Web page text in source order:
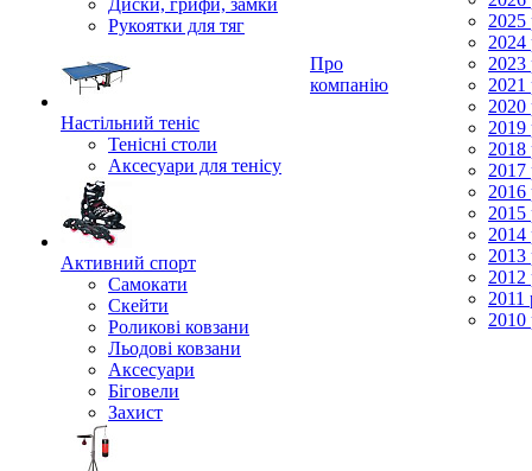
Диски, грифи, замки
Рукоятки для тяг
Настільний теніс
Тенісні столи
Аксесуари для тенісу
Активний спорт
Самокати
Скейти
Роликові ковзани
Льодові ковзани
Аксесуари
Біговели
Захист
Про
компанію
2025
2024
2023
2021
2020
2019
2018
2017
2016
2015
2014
2013
2012
2011
2010